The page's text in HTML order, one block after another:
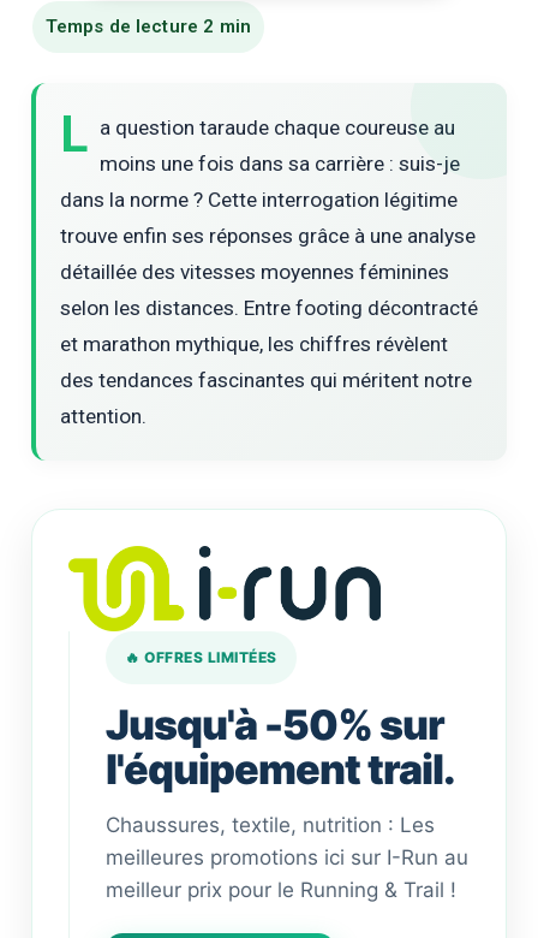
L a question taraude chaque coureuse au
moins une fois dans sa carrière : suis-je
dans la norme ? Cette interrogation légitime
trouve enfin ses réponses grâce à une analyse
détaillée des vitesses moyennes féminines
selon les distances. Entre footing décontracté
et marathon mythique, les chiffres révèlent
des tendances fascinantes qui méritent notre
attention.
🔥 OFFRES LIMITÉES
Jusqu'à -50% sur
l'équipement trail.
Chaussures, textile, nutrition : Les
meilleures promotions ici sur I-Run au
meilleur prix pour le Running & Trail !